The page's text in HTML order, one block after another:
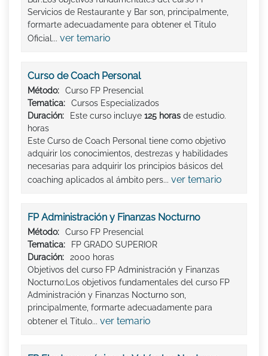
Servicios de Restaurante y Bar son, principalmente,
formarte adecuadamente para obtener el Titulo
Oficial... ver temario
Curso de Coach Personal
Método:
Curso FP Presencial
Tematica:
Cursos Especializados
Duración:
Este curso incluye 125 horas de estudio.
horas
Este Curso de Coach Personal tiene como objetivo
adquirir los conocimientos, destrezas y habilidades
necesarias para adquirir los principios básicos del
coaching aplicados al ámbito pers... ver temario
FP Administración y Finanzas Nocturno
Método:
Curso FP Presencial
Tematica:
FP GRADO SUPERIOR
Duración:
2000 horas
Objetivos del curso FP Administración y Finanzas
Nocturno:Los objetivos fundamentales del curso FP
Administración y Finanzas Nocturno son,
principalmente, formarte adecuadamente para
obtener el Titulo... ver temario